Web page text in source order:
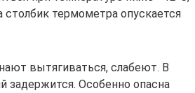
термометра опускается
вытягиваться, слабеют. В
задержится. Особенно опасна